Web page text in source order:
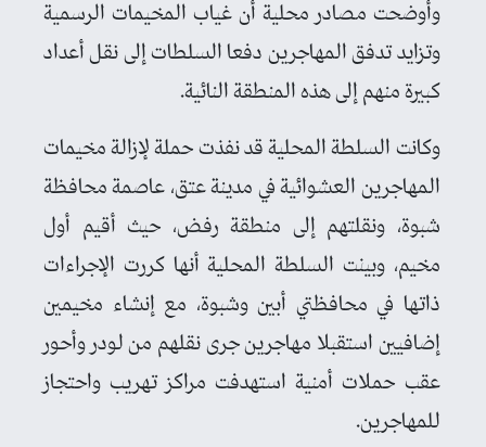
وأوضحت مصادر محلية أن غياب المخيمات الرسمية
وتزايد تدفق المهاجرين دفعا السلطات إلى نقل أعداد
كبيرة منهم إلى هذه المنطقة النائية.
وكانت السلطة المحلية قد نفذت حملة لإزالة مخيمات
المهاجرين العشوائية في مدينة عتق، عاصمة محافظة
شبوة، ونقلتهم إلى منطقة رفض، حيث أقيم أول
مخيم، وبينت السلطة المحلية أنها كررت الإجراءات
ذاتها في محافظتي أبين وشبوة، مع إنشاء مخيمين
إضافيين استقبلا مهاجرين جرى نقلهم من لودر وأحور
عقب حملات أمنية استهدفت مراكز تهريب واحتجاز
للمهاجرين.